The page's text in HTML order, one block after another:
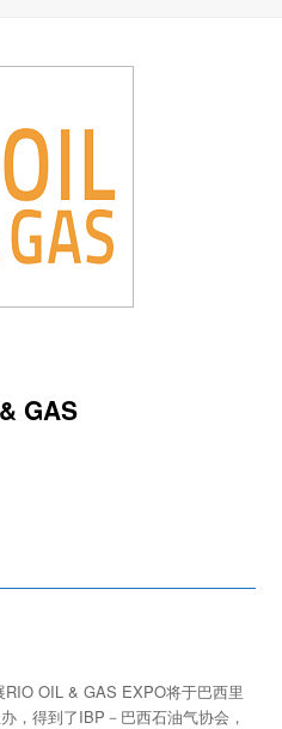
GAS
OIL & GAS EXPO将于巴西里
，得到了IBP－巴西石油气协会，